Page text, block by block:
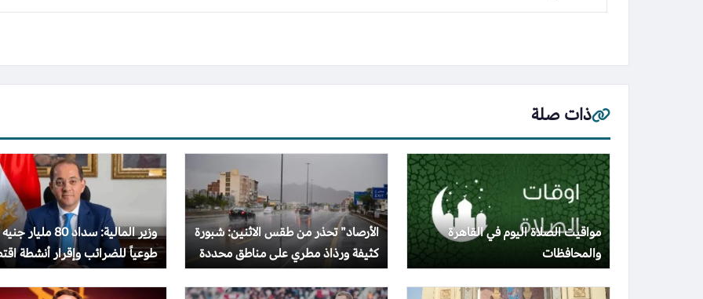
ذات صلة
مواقيت الصلاة اليوم في القاهرة
والمحافظات
الأرصاد” تحذر من طقس الاثنين: شبورة
كثيفة ورذاذ مطري على مناطق محددة
وزير المالية: سداد 80 مليار جنيه
طوعياً للضرائب وإقرار أنشطة
بقيمة تريليون جنيه